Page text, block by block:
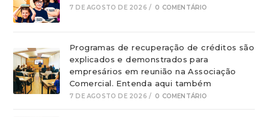
7 DE AGOSTO DE 2026 / 0 COMENTÁRIO
Programas de recuperação de créditos são
explicados e demonstrados para
empresários em reunião na Associação
Comercial. Entenda aqui também
7 DE AGOSTO DE 2026 / 0 COMENTÁRIO